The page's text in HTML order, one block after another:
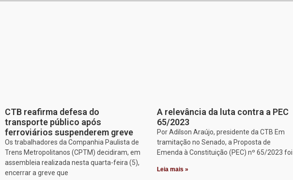
CTB reafirma defesa do
transporte público após
ferroviários suspenderem greve
Os trabalhadores da Companhia Paulista de
Trens Metropolitanos (CPTM) decidiram, em
assembleia realizada nesta quarta-feira (5),
encerrar a greve que
A relevância da luta contra a PEC
65/2023
Por Adilson Araújo, presidente da CTB Em
tramitação no Senado, a Proposta de
Emenda à Constituição (PEC) nº 65/2023 foi
Leia mais »